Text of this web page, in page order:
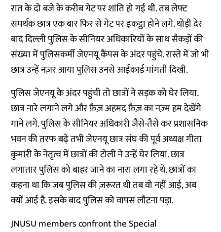
रात के दो बजे के करीब गेट पर शांति हो गई थी. तब लेफ्ट
समर्थक छात्र एक बार फिर से गेट पर इकट्ठा होने लगे. थोड़ी देर
बाद दिल्ली पुलिस के सीनियर अधिकारियों के साथ सैकड़ों की
संख्या में पुलिसकर्मी जेएनयू कैंपस के अंदर पहुंचे. रास्ते में जो भी
छात्र उन्हें नज़र आया पुलिस उनसे आईकार्ड मांगती दिखी.
पुलिस जेएनयू के अंदर पहुंची तो छात्रों ने सड़क को घेर लिया.
छात्र नारे लगाने लगे और फ़ैज़ अहमद फ़ैज़ का नज़्म हम देखेंगे
गाने लगे. पुलिस के सीनियर अधिकारी जैसे-तैसे कर प्रशासनिक
भवन की तरफ बढ़े तभी जेएनयू छात्र संघ की पूर्व अध्यक्ष गीता
कुमारी के नेतृत्व में छात्रों की टोली ने उन्हें घेर लिया. छात्र
लगातार पुलिस को बाहर जाने का नारा लगा रहे थे. छात्रों का
कहना था कि जब पुलिस की ज़रूरत थी तब वो नहीं आई, अब
क्यों आई है. इसके बाद पुलिस को वापस लौटना पड़ा.
JNUSU members confront the Special